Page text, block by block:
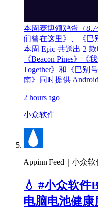
本周赛博领鸡蛋（
们曾在这里》、《巴
本周 Epic 共送出 2
《Beacon Pines》《
Together》和《巴别
南》同时提供 Android
2 hours ago
小众软件
Appinn Feed｜小众软
💧 #小众软件
电脑电池健康